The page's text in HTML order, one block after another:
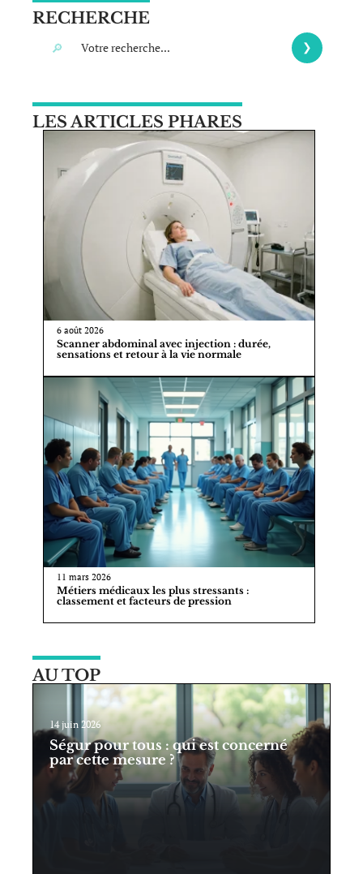
RECHERCHE
LES ARTICLES PHARES
6 août 2026
Scanner abdominal avec injection : durée,
sensations et retour à la vie normale
11 mars 2026
Métiers médicaux les plus stressants :
classement et facteurs de pression
AU TOP
14 juin 2026
Ségur pour tous : qui est concerné
par cette mesure ?